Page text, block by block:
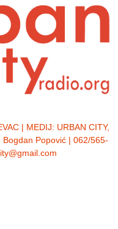
| MEDIJ: URBAN CITY,
Popović | 062/565-